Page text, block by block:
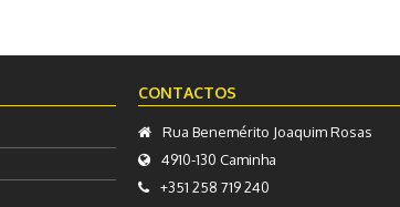
CONTACTOS
Rua Benemérito Joaquim Rosas
4910-130 Caminha
+351 258 719 240